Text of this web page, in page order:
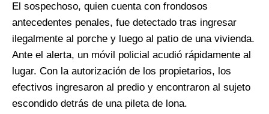
El sospechoso, quien cuenta con frondosos
antecedentes penales, fue detectado tras ingresar
ilegalmente al porche y luego al patio de una vivienda.
Ante el alerta, un móvil policial acudió rápidamente al
lugar. Con la autorización de los propietarios, los
efectivos ingresaron al predio y encontraron al sujeto
escondido detrás de una pileta de lona.